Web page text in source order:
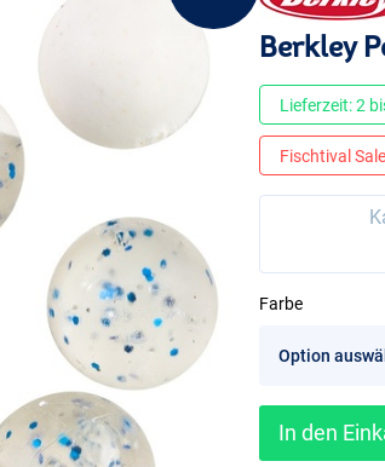
Berkley
Lieferzeit: 2
Fischtival
Farbe
In den